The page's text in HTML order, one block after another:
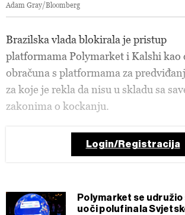
Adam Gray/Bloomberg
Brazilska vlada blokirala je pristup
platformama Polymarket i Kalshi kao
obračuna s platformama za
za koje je rekla da nisu u skladu sa
zakonima o kockanju.
Login/Registracija
Polymarket se
uoči polufinala